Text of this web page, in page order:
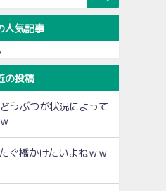
人気記事
の投稿
うぶつが状況によって
ぐ橋かけたいよねｗｗ